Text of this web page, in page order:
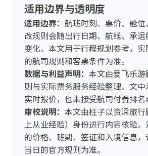
适用边界与透明度
适用边界： 航班时刻、票价、舱
改规则会随出行日期、航线、承
变化。本文用于行程规划参考，
的航司规则和客票条件为准。
数据与利益声明： 本文由爱飞乐
则与实际票务服务经验整理。文
实时报价，也未接受航司付费排名
审校说明： 本文由柱子以资深旅
上从业经验）身份进行内容核验
的价格、班期、签证和入境信息
当日的官方规则为准。